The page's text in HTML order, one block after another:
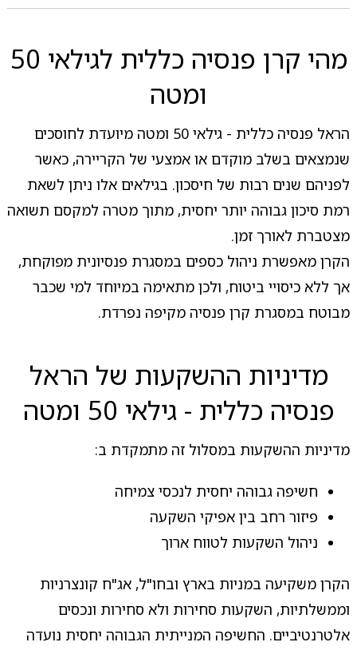
מהי קרן פנסיה כללית לגילאי 50
ומטה
הראל פנסיה כללית - גילאי 50 ומטה מיועדת לחוסכים
שנמצאים בשלב מוקדם או אמצעי של הקריירה, כאשר
לפניהם שנים רבות של חיסכון. בגילאים אלו ניתן לשאת
רמת סיכון גבוהה יותר יחסית, מתוך מטרה למקסם תשואה
מצטברת לאורך זמן.
הקרן מאפשרת ניהול כספים במסגרת פנסיונית מפוקחת,
אך ללא כיסויי ביטוח, ולכן מתאימה במיוחד למי שכבר
מבוטח במסגרת קרן פנסיה מקיפה נפרדת.
מדיניות ההשקעות של הראל
פנסיה כללית - גילאי 50 ומטה
מדיניות ההשקעות במסלול זה מתמקדת ב:
חשיפה גבוהה יחסית לנכסי צמיחה
פיזור רחב בין אפיקי השקעה
ניהול השקעות לטווח ארוך
הקרן משקיעה במניות בארץ ובחו"ל, אג"ח קונצרניות
וממשלתיות, השקעות סחירות ולא סחירות ונכסים
אלטרנטיביים. החשיפה המנייתית הגבוהה יחסית נועדה